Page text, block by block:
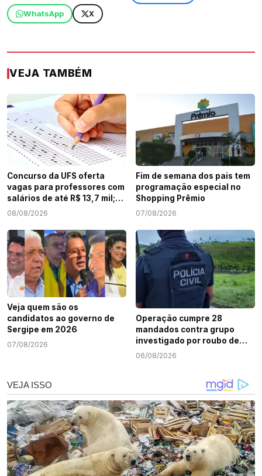
WhatsApp X
VEJA TAMBÉM
Concurso da UFS oferta
vagas para professores com
salários de até R$ 13,7 mil;
veja como participar
08/08/2026
Fim de semana dos pais tem
programação especial no
Shopping Prêmio
07/08/2026
Veja quem são os
candidatos ao governo de
Sergipe em 2026
07/08/2026
Operação cumpre 28
mandados contra grupo
investigado por roubo de
cargas e tráfico de drogas
06/08/2026